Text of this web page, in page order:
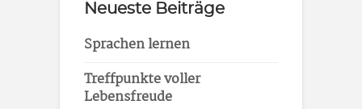
Neueste Beiträge
Sprachen lernen
Treffpunkte voller
Lebensfreude